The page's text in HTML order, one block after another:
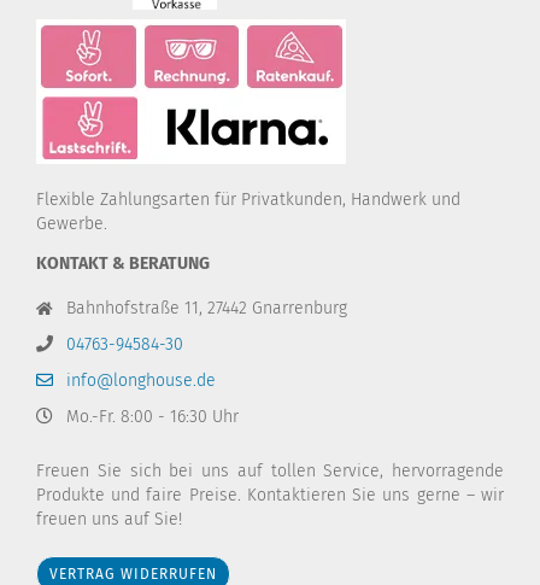
Flexible Zahlungsarten für Privatkunden, Handwerk und
Gewerbe.
KONTAKT & BERATUNG
Bahnhofstraße 11, 27442 Gnarrenburg
04763-94584-30
info@longhouse.de
Mo.-Fr. 8:00 - 16:30 Uhr
Freuen Sie sich bei uns auf tollen Service, hervorragende
Produkte und faire Preise. Kontaktieren Sie uns gerne – wir
freuen uns auf Sie!
VERTRAG WIDERRUFEN